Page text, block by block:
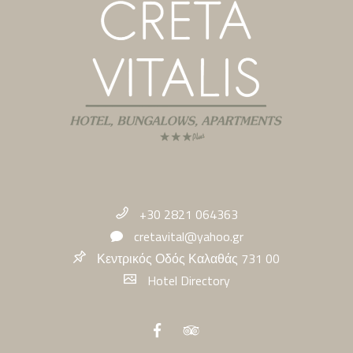
+30 2821 064363
cretavital@yahoo.gr
Κεντρικός Οδός Καλαθάς 731 00
Hotel Directory